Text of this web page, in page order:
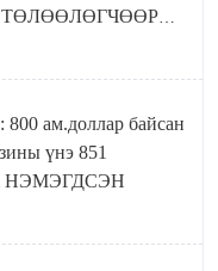
оролцжээ
ам.доллар байсан
үнэ 851
НЭМЭГДСЭН